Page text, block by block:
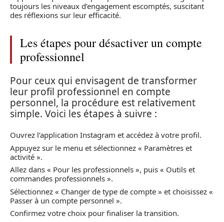
toujours les niveaux d’engagement escomptés, suscitant
des réflexions sur leur efficacité.
Les étapes pour désactiver un compte
professionnel
Pour ceux qui envisagent de transformer
leur profil professionnel en compte
personnel, la procédure est relativement
simple. Voici les étapes à suivre :
Ouvrez l’application Instagram et accédez à votre profil.
Appuyez sur le menu et sélectionnez « Paramètres et
activité ».
Allez dans « Pour les professionnels », puis « Outils et
commandes professionnels ».
Sélectionnez « Changer de type de compte » et choisissez «
Passer à un compte personnel ».
Confirmez votre choix pour finaliser la transition.